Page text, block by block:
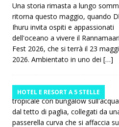
Una storia rimasta a lungo
ritorna questo maggio, quando
Ihuru invita ospiti e appassionati
dell'oceano a vivere il
Fest 2026, che si terrà il 23
2026. Ambientato in uno dei […]
HOTEL E RESORT A 5 STELLE